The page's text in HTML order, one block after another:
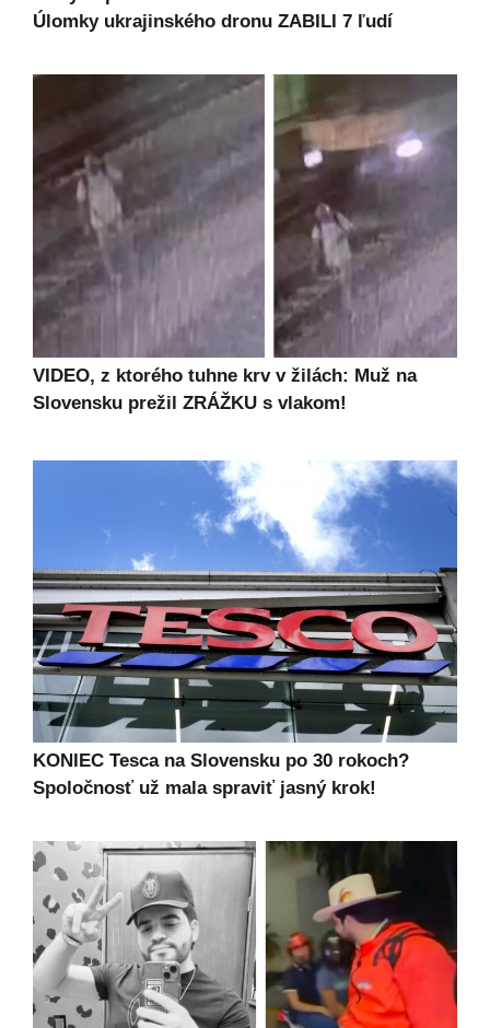
Úlomky ukrajinského dronu ZABILI 7 ľudí
VIDEO, z ktorého tuhne krv v žilách: Muž na
Slovensku prežil ZRÁŽKU s vlakom!
KONIEC Tesca na Slovensku po 30 rokoch?
Spoločnosť už mala spraviť jasný krok!